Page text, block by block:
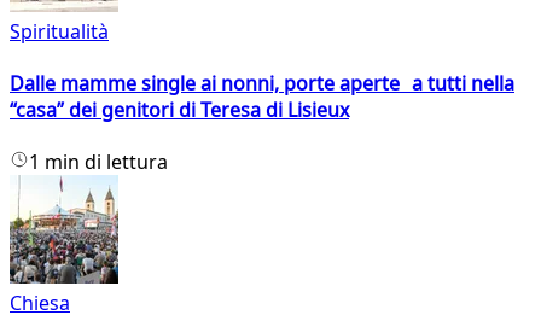
Spiritualità
Dalle mamme single ai nonni, porte aperte a tutti nella
“casa” dei genitori di Teresa di Lisieux
1 min di lettura
Chiesa